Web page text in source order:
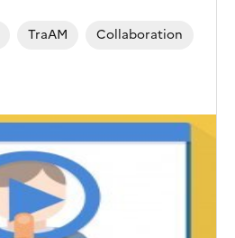
TraAM
Collaboration